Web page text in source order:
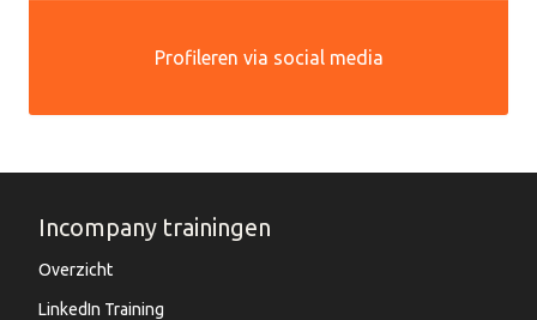
Profileren via social media
Incompany trainingen
Overzicht
LinkedIn Training